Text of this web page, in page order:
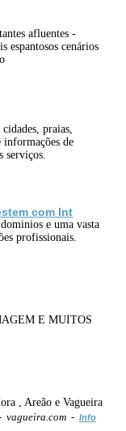
afluentes -
espantosos cenários
praias,
informações de
serviços.
com Int
e uma vasta
profissionais.
E MUITOS
, Areão e Vagueira
vagueira.com - Info